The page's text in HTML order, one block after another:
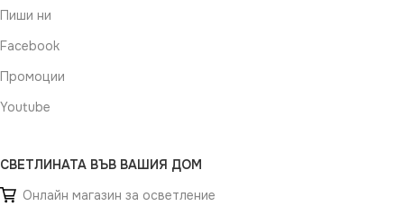
Пиши ни
Facebook
Промоции
Youtube
СВЕТЛИНАТА ВЪВ ВАШИЯ ДОМ
Онлайн магазин за осветление